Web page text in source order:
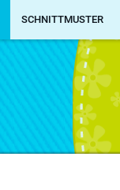
SCHNITTMUSTER